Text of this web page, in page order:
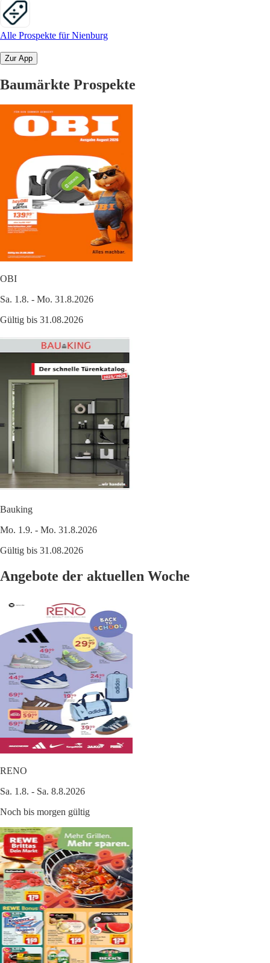
Alle Prospekte für Nienburg
Zur App
Baumärkte Prospekte
OBI
Sa. 1.8. - Mo. 31.8.2026
Gültig bis 31.08.2026
Bauking
Mo. 1.9. - Mo. 31.8.2026
Gültig bis 31.08.2026
Angebote der aktuellen Woche
RENO
Sa. 1.8. - Sa. 8.8.2026
Noch bis morgen gültig